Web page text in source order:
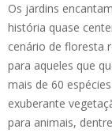
Os jardins
história quase
cenário de floresta
para aqueles que
mais de 60
exuberante
para animais,